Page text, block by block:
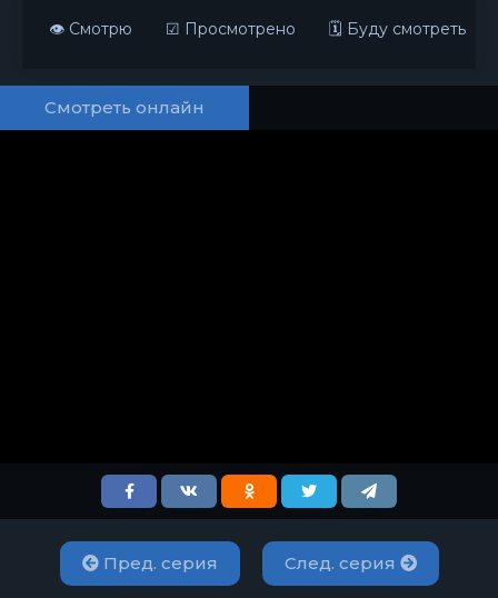
👁 Смотрю ☑ Просмотрено 🗓 Буду смотреть
Смотреть онлайн
Пред. серия След. серия